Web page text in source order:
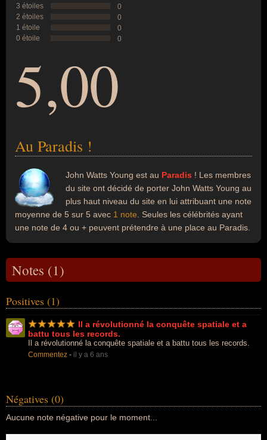
3 étoiles
0
2 étoiles
0
1 étoile
0
0 étoile
0
5,00
Au Paradis !
John Watts Young est au Paradis ! Les membres
du site ont décidé de porter John Watts Young au
plus haut niveau du site en lui attribuant une note
moyenne de 5 sur 5 avec 1 note . Seules les célébrités ayant
une note de 4 ou + peuvent prétendre à une place au Paradis.
Notes (1)
Positives (1)
Il a révolutionné la conquête spatiale et a
battu tous les records.
Il a révolutionné la conquête spatiale et a battu tous les records.
Commentez - il y a 6 ans
Négatives (0)
Aucune note négative pour le moment...